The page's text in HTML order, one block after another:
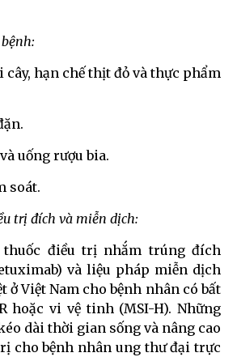
hạn chế thịt đỏ và thực phẩm
uống rượu bia.
soát.
trị đích và miễn dịch:
điều trị nhắm trúng đích
và liệu pháp miễn dịch
ở Việt Nam cho bệnh nhân có bất
hoặc vi vệ tinh (MSI-H). Những
dài thời gian sống và nâng cao
cho bệnh nhân ung thư đại trực